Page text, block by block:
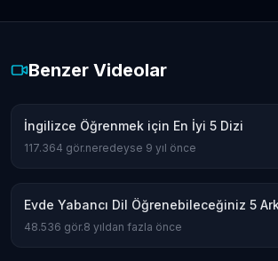
Benzer Videolar
İngilizce Öğrenmek için En İyi 5 Dizi
117.364 gör.neredeyse 9 yıl önce
Evde Yabancı Dil Öğrenebileceğiniz 5
48.536 gör.8 yıldan fazla önce